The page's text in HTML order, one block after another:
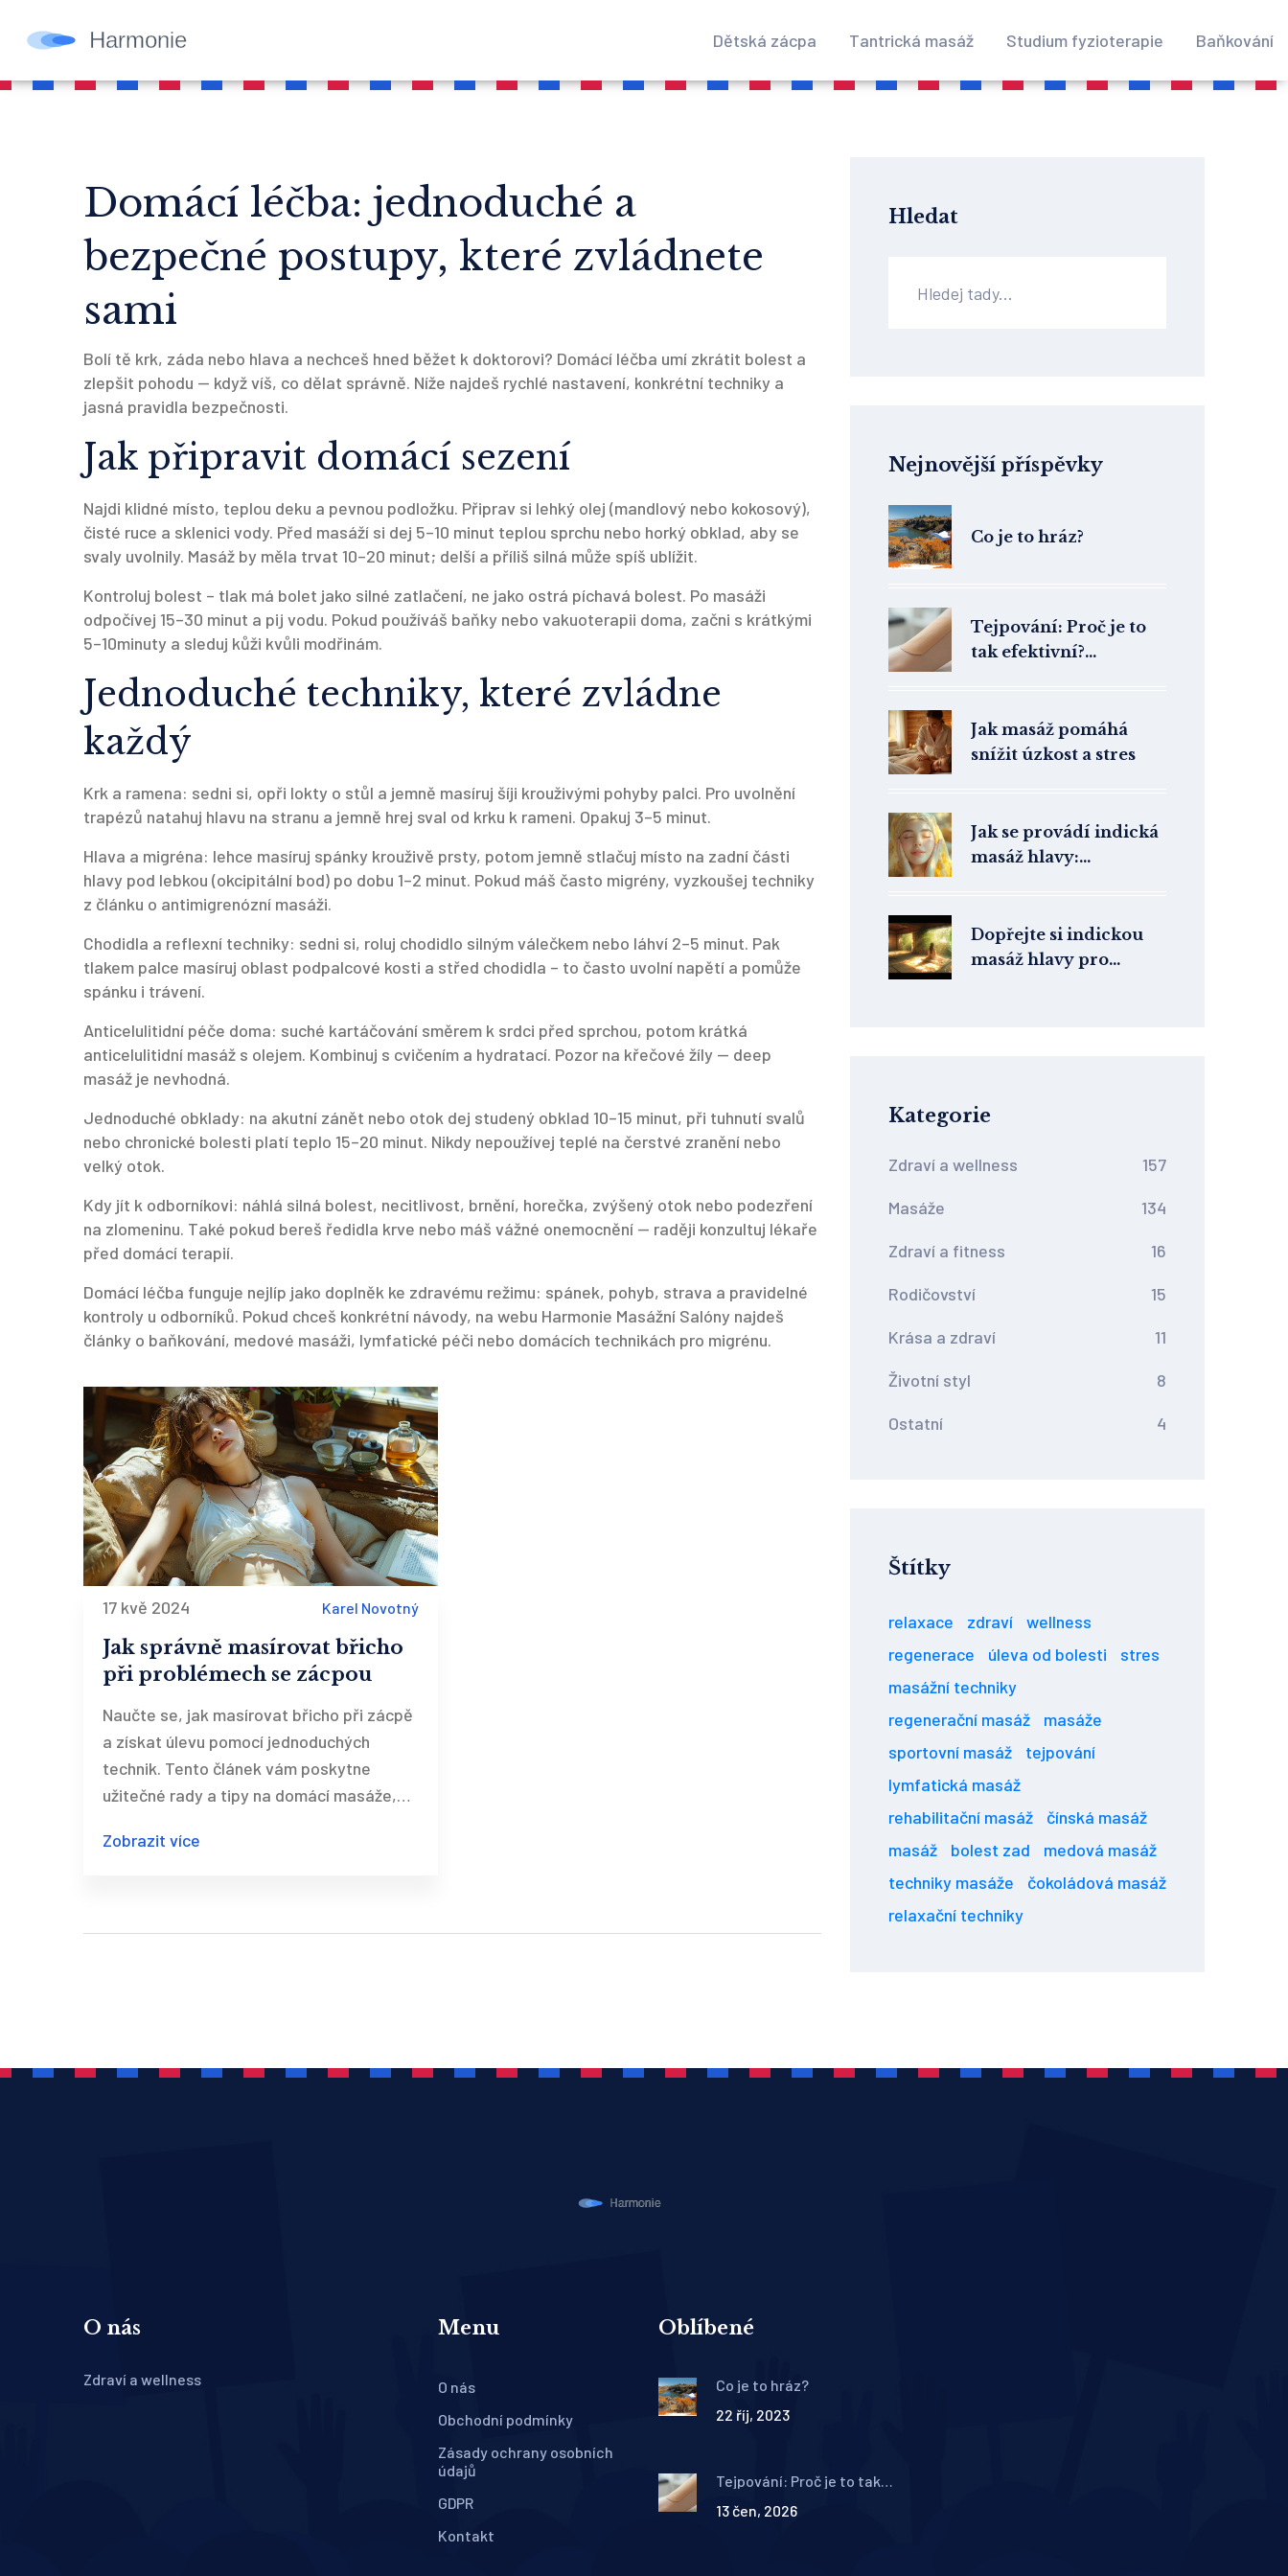
Dětská zácpa Tantrická masáž Studium fyzioterapie Baňkování
Domácí léčba: jednoduché a
bezpečné postupy, které zvládnete
sami
Bolí tě krk, záda nebo hlava a nechceš hned běžet k doktorovi? Domácí léčba umí zkrátit bolest a
zlepšit pohodu — když víš, co dělat správně. Níže najdeš rychlé nastavení, konkrétní techniky a
jasná pravidla bezpečnosti.
Jak připravit domácí sezení
Najdi klidné místo, teplou deku a pevnou podložku. Připrav si lehký olej (mandlový nebo kokosový),
čisté ruce a sklenici vody. Před masáží si dej 5–10 minut teplou sprchu nebo horký obklad, aby se
svaly uvolnily. Masáž by měla trvat 10–20 minut; delší a příliš silná může spíš ublížit.
Kontroluj bolest – tlak má bolet jako silné zatlačení, ne jako ostrá píchavá bolest. Po masáži
odpočívej 15–30 minut a pij vodu. Pokud používáš baňky nebo vakuoterapii doma, začni s krátkými
5–10minuty a sleduj kůži kvůli modřinám.
Jednoduché techniky, které zvládne
každý
Krk a ramena: sedni si, opři lokty o stůl a jemně masíruj šíji krouživými pohyby palci. Pro uvolnění
trapézů natahuj hlavu na stranu a jemně hrej sval od krku k rameni. Opakuj 3–5 minut.
Hlava a migréna: lehce masíruj spánky krouživě prsty, potom jemně stlačuj místo na zadní části
hlavy pod lebkou (okcipitální bod) po dobu 1–2 minut. Pokud máš často migrény, vyzkoušej techniky
z článku o antimigrenózní masáži.
Chodidla a reflexní techniky: sedni si, roluj chodidlo silným válečkem nebo láhví 2–5 minut. Pak
tlakem palce masíruj oblast podpalcové kosti a střed chodidla – to často uvolní napětí a pomůže
spánku i trávení.
Anticelulitidní péče doma: suché kartáčování směrem k srdci před sprchou, potom krátká
anticelulitidní masáž s olejem. Kombinuj s cvičením a hydratací. Pozor na křečové žíly — deep
masáž je nevhodná.
Jednoduché obklady: na akutní zánět nebo otok dej studený obklad 10–15 minut, při tuhnutí svalů
nebo chronické bolesti platí teplo 15–20 minut. Nikdy nepoužívej teplé na čerstvé zranění nebo
velký otok.
Kdy jít k odborníkovi: náhlá silná bolest, necitlivost, brnění, horečka, zvýšený otok nebo podezření
na zlomeninu. Také pokud bereš ředidla krve nebo máš vážné onemocnění — raději konzultuj lékaře
před domácí terapií.
Domácí léčba funguje nejlíp jako doplněk ke zdravému režimu: spánek, pohyb, strava a pravidelné
kontroly u odborníků. Pokud chceš konkrétní návody, na webu Harmonie Masážní Salóny najdeš
články o baňkování, medové masáži, lymfatické péči nebo domácích technikách pro migrénu.
17 kvě 2024 Karel Novotný
Jak správně masírovat břicho
při problémech se zácpou
Naučte se, jak masírovat břicho při zácpě
a získat úlevu pomocí jednoduchých
technik. Tento článek vám poskytne
užitečné rady a tipy na domácí masáže,
Zobrazit více
Hledat
Nejnovější příspěvky
Co je to hráz?
Tejpování: Proč je to
tak efektivní?
Jak masáž pomáhá
snížit úzkost a stres
Jak se provádí indická
masáž hlavy:
Dopřejte si indickou
masáž hlavy pro
Kategorie
Zdraví a wellness 157
Masáže 134
Zdraví a fitness 16
Rodičovství 15
Krása a zdraví 11
Životní styl 8
Ostatní 4
Štítky
relaxace zdraví
wellness
regenerace
úleva od bolesti
stres
masážní techniky
regenerační masáž
masáže
sportovní masáž
tejpování
lymfatická masáž
rehabilitační masáž
čínská masáž
masáž
bolest zad
medová masáž
techniky masáže
čokoládová masáž
relaxační techniky
O nás
Zdraví a wellness
Menu
O nás
Obchodní podmínky
Zásady ochrany osobních
údajů
GDPR
Kontakt
Oblíbené
Co je to hráz?
22 říj, 2023
Tejpování: Proč je to tak
průvodce kinesiotape
13 čen, 2026